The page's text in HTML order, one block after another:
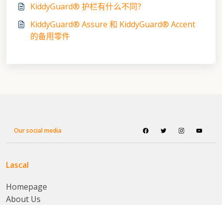
KiddyGuard® 护栏有什么不同？
KiddyGuard® Assure 和 KiddyGuard® Accent
的备用零件
Our social media
Lascal
Homepage
About Us